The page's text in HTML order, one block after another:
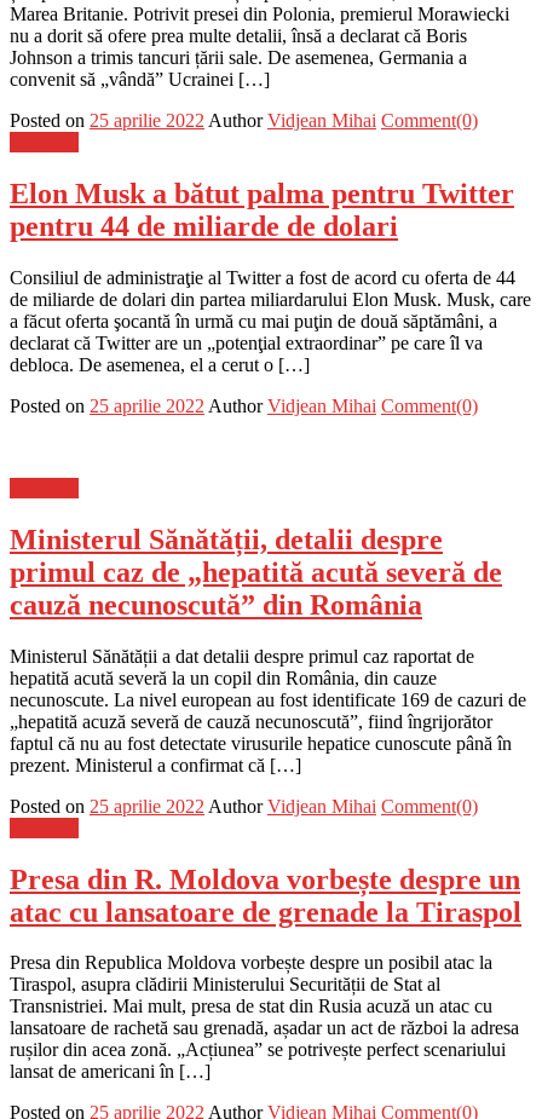
Marea Britanie. Potrivit presei din Polonia, premierul Morawiecki
nu a dorit să ofere prea multe detalii, însă a declarat că Boris
Johnson a trimis tancuri țării sale. De asemenea, Germania a
convenit să „vândă” Ucrainei […]
Posted on 25 aprilie 2022 Author Vidjean Mihai Comment(0)
Elon Musk a bătut palma pentru Twitter
pentru 44 de miliarde de dolari
Consiliul de administraţie al Twitter a fost de acord cu oferta de 44
de miliarde de dolari din partea miliardarului Elon Musk. Musk, care
a făcut oferta şocantă în urmă cu mai puţin de două săptămâni, a
declarat că Twitter are un „potenţial extraordinar” pe care îl va
debloca. De asemenea, el a cerut o […]
Posted on 25 aprilie 2022 Author Vidjean Mihai Comment(0)
Ministerul Sănătății, detalii despre
primul caz de „hepatită acută severă de
cauză necunoscută” din România
Ministerul Sănătății a dat detalii despre primul caz raportat de
hepatită acută severă la un copil din România, din cauze
necunoscute. La nivel european au fost identificate 169 de cazuri de
„hepatită acuză severă de cauză necunoscută”, fiind îngrijorător
faptul că nu au fost detectate virusurile hepatice cunoscute până în
prezent. Ministerul a confirmat că […]
Posted on 25 aprilie 2022 Author Vidjean Mihai Comment(0)
Presa din R. Moldova vorbește despre un
atac cu lansatoare de grenade la Tiraspol
Presa din Republica Moldova vorbește despre un posibil atac la
Tiraspol, asupra clădirii Ministerului Securității de Stat al
Transnistriei. Mai mult, presa de stat din Rusia acuză un atac cu
lansatoare de rachetă sau grenadă, așadar un act de război la adresa
rușilor din acea zonă. „Acțiunea” se potrivește perfect scenariului
lansat de americani în […]
Posted on 25 aprilie 2022Author Vidjean Mihai Comment(0)